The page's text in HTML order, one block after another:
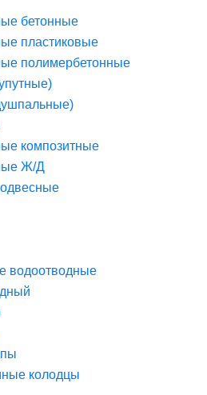
бетонные
пластиковые
полимербетонные
композитные
Ж/Д
водоотводные
колодцы